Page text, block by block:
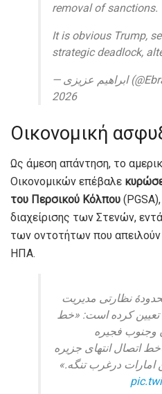
removal of sanctions.
It is obvious Trump,
strategic deadlock,
— ابراهیم عزیزی (@Ebrahimazizi33) May 27,
2026
Οικονομική
Ως άμεση απάντηση, το
Οικονομικών επέβαλε
του Περσικού Κόλπου
διαχείρισης των Στενών,
των οντοτήτων που
ΗΠΑ.
نظارتى مديریت
تعيین کرده است: «خط
وجنوب فجيره
اتصال انتهاى جزيره
امارات درغرب تنگه.»